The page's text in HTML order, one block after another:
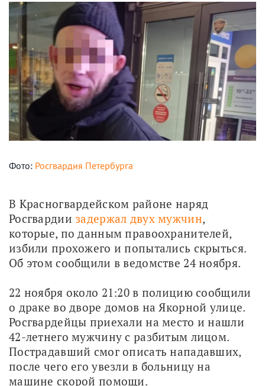
Фото: Росгвардия Петербурга
В Красногвардейском районе наряд
Росгвардии задержал двух мужчин,
которые, по данным правоохранителей,
избили прохожего и попытались скрыться.
Об этом сообщили в ведомстве 24 ноября.
22 ноября около 21:20 в полицию сообщили
о драке во дворе домов на Якорной улице.
Росгвардейцы приехали на место и нашли
42-летнего мужчину с разбитым лицом.
Пострадавший смог описать нападавших,
после чего его увезли в больницу на
машине скорой помощи.